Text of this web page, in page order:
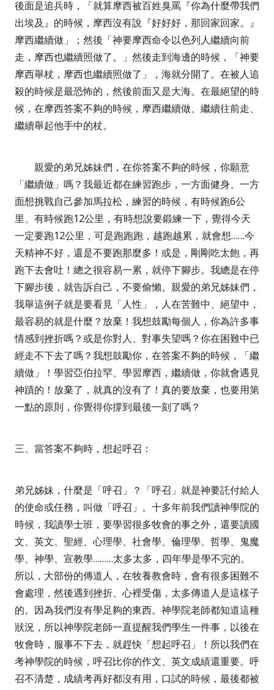
後面是追兵時，「就算摩西被百姓臭罵『你為什麼帶我們
出埃及』的時候，摩西沒有說『好好好，那回家回家。』
摩西繼續做」；然後「神要摩西命令以色列人繼續向前
走，摩西也繼續照做了。」然後走到海邊的時候，「神要
摩西舉杖，摩西也繼續照做了」，海就分開了。 在被人追
殺的時候是最恐怖的，然後前面又是大海。在最絕望的時
候，在摩西答案不夠的時候， 摩西繼續做、繼續往前走、
繼續舉起他手中的杖。
親愛的弟兄姊妹們， 在你答案不夠的時候，你願意
「繼續做」嗎？我最近都在練習跑步，一方面健身、一方
面想挑戰自己參加馬拉松，練習的時候，有時候跑6公
里、有時候跑12公里，有時想說要鍛練一下，覺得今天
一定要跑12公里，可是跑跑跑，越跑越累，就會想……今
天精神不好，還是不要跑那麼多！或是，剛剛吃太飽，再
跑下去會吐！總之很容易一累，就停下腳步。我總是在停
下腳步後，就告訴自己，不要偷懶。 親愛的弟兄姊妹們，
我舉這例子就是要看見「人性」，人在苦難中、絕望中，
最容易的就是什麼？放棄！我想鼓勵每個人，你為許多事
情感到挫折嗎？或是你對人、對事失望嗎？你在困難中已
經走不下去了嗎？我想鼓勵你，在答案不夠的時候，「繼
續做 」！學習亞伯拉罕、學習摩西，繼續做，你就會遇見
神蹟的！放棄了，就真的沒有了！真的要放棄，也要用第
一點的原則，你覺得你撐到最後一刻了嗎？
三、 當答案不夠時，想起呼召：
弟兄姊妹，什麼是「呼召」？「呼召」就是神要託付給人
的使命或任務，叫做「呼召」。十多年前我們讀神學院的
時候，我讀學士班，要學習很多牧會的事之外，還要讀國
文、英文、聖經、心理學、社會學、倫理學、哲學、鬼魔
學、神學、宣教學………太多太多，四年學是學不完的。
所以，大部份的傳道人，在牧養教會時，會有很多困難不
會處理，然後遇到挫折、心裡受傷，太多傳道人是這樣子
的。因為我們沒有學足夠的東西。神學院老師都知道這種
狀況，所以神學院老師一直提醒我們學生一件事，以後在
牧會時，服事不下去，就趕快「想起呼召」！所以我們在
考神學院的時候，呼召比你的作文、英文成績還重要。呼
召不清楚，成績考再好都沒有用，口試的時候，最後都被